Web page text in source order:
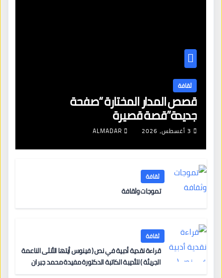
ثقافة
قصص المدار المختارة “صفحة
جديدة”قصة قصيرة
3 أغسطس، 2026 ALMADAR
ثقافة
تموجات وثقافة
ثقافة
قراءة نقدية أدبية في نص ( فينوس أيتها الأنثى الناعمة
الجريئة ) للأديبة الكاتبة الدكتورة مفيدة محمد جبران